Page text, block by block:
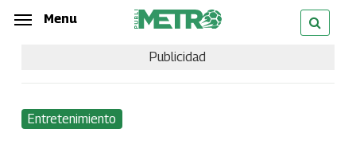
Skip
content
Menu
Publicidad
Entretenimiento
Menu